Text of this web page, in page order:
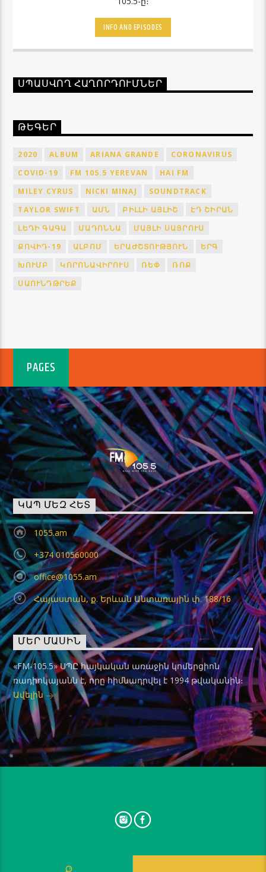
INFO AND EPISODES
ՍՊԱՍՎՈՂ ՀԱՂՈՐԴՈՒՄՆԵՐ
ԹԵԳԵՐ
2020 ALBUM ARIANA GRANDE
CORONAVIRUS
COVID-19
FM 105.5 YEREVAN
HAI FM
MILEY CYRUS
NICKI MINAJ
SOUNDTRACK
TAYLOR SWIFT
ԱՄՆ ԲԻԼԼԻ ԱՅԼԻՇ
ԷԴ ՇԻՐԱՆ
ԼԵԴԻ ԳԱԳԱ
ՄԱԴՈՆՆԱ
ՄԱՅԼԻ ՍԱՅՐՈՒՍ
ՔՈՎԻԴ-19
ԱԼԲՈՄ ԵՐԱԺՇՏՈՒԹՅՈՒՆ
ԵՐԳ
ԽՈՒՄԲ
ԿՈՐՈՆԱՎԻՐՈՒՍ ՌԵՓ
ՌՈՔ
ՍԱՈՒՆԴԹՐԵՔ
PAGES
ԿԱՊ ՄԵԶ ՀԵՏ
1055.am
+374 010560000
office@1055.am
Հայաստան, ք. Երևան Անտառային փ. 188/16
ՄԵՐ ՄԱՍԻՆ
«FM-105.5» ՍՊԸ հայկական առաջին կոմերցիոն
ռադիոկայանն է, որը հիմնադրվել է 1994 թվականին։
Ավելին